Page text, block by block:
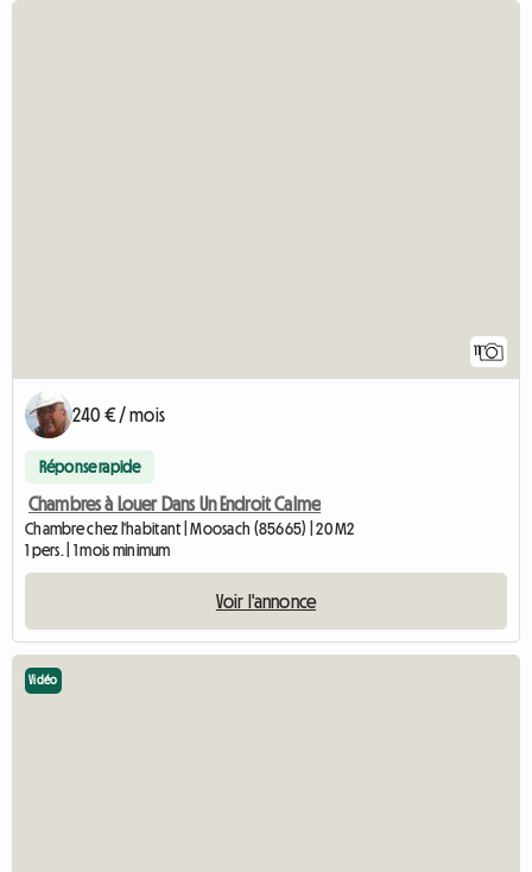
11
240 € / mois
Réponse rapide
Chambres à Louer Dans Un Endroit Calme
Chambre chez l'habitant | Moosach (85665) | 20 M2
1 pers. | 1 mois minimum
Voir l'annonce
Vidéo